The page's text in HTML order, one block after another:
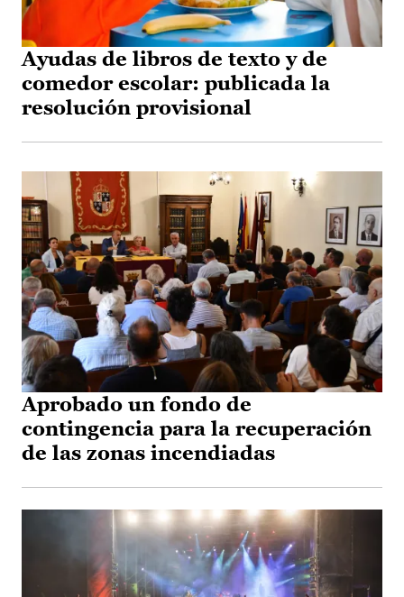
Ayudas de libros de texto y de
comedor escolar: publicada la
resolución provisional
Aprobado un fondo de
contingencia para la recuperación
de las zonas incendiadas